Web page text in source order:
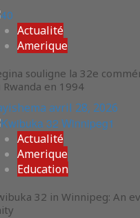
Actualité
Amerique
souligne la 32e
Rwanda en 1994
avril 28, 2026
Actualité
Amerique
Education
32 in Winnipeg: An